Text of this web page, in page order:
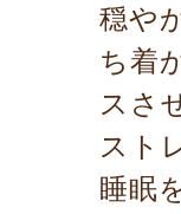
穏や
ち着
スさ
スト
睡眠